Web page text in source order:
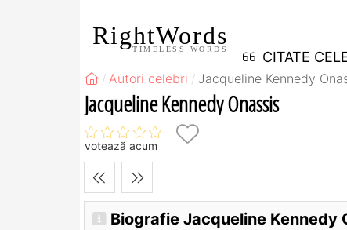
RightWords
TIMELESS WORDS CITATE
Autori celebri Jacqueline Kennedy
Jacqueline Kennedy Onassis
votează acum
Biografie Jacqueline Kennedy